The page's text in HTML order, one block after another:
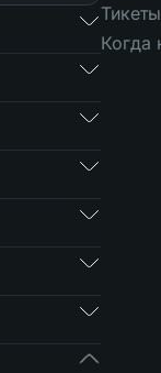
Когда